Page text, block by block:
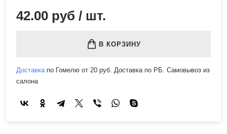
42.00 руб / шт.
В КОРЗИНУ
Доставкапо Гомелю от 20 руб. Доставка по РБ. Самовывоз из
салона